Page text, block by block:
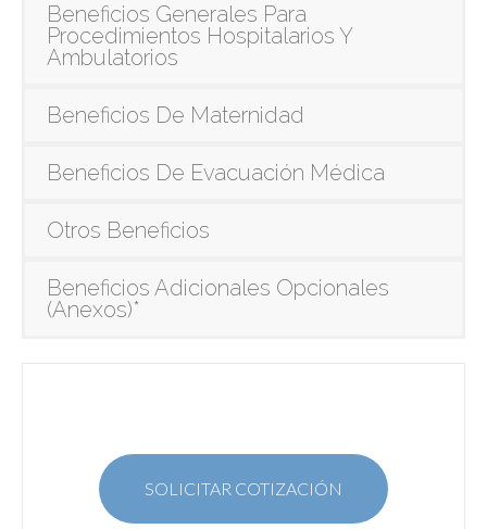
Beneficios Generales Para
Procedimientos Hospitalarios Y
Ambulatorios
Beneficios De Maternidad
Beneficios De Evacuación Médica
Otros Beneficios
Beneficios Adicionales Opcionales
(Anexos)*
SOLICITAR COTIZACIÓN